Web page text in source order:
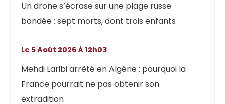
Un drone s’écrase sur une plage russe
bondée : sept morts, dont trois enfants
Mehdi Laribi arrêté en Algérie : pourquoi la
France pourrait ne pas obtenir son
extradition
Le 5 Août 2026 À 12h03